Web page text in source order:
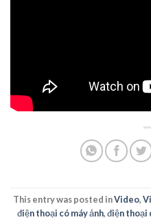
This entry was posted inVideo,
điện thoại có máy ảnh,điện thoại